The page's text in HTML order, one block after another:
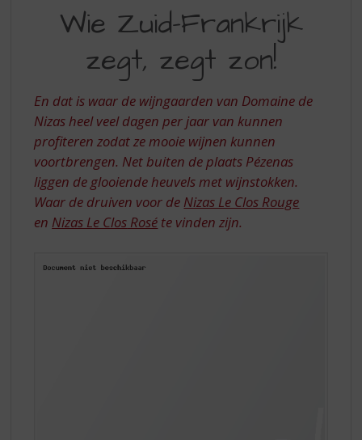
NIZAS
ZUID-
FRANKRIJK
ZEGT
ZEGT
ZON
Wie Zuid-Frankrijk
zegt, zegt zon!
En dat is waar de wijngaarden van Domaine de
Nizas heel veel dagen per jaar van kunnen
profiteren zodat ze mooie wijnen kunnen
voortbrengen. Net buiten de plaats Pézenas
liggen de glooiende heuvels met wijnstokken.
Waar de druiven voor de Nizas Le Clos Rouge
en Nizas Le Clos Rosé te vinden zijn.